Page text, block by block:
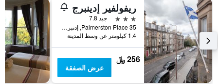
ريفولفير إدينبرج
3 نجوم
جيد 7.8
35 Palmerston Place, إدنبرغ, المملكة المتحدة
1.4 كيلومتر عن وسط المدينة
256 ﷼
عرض الصفقة